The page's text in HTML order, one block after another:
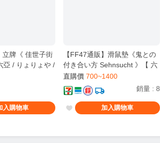
牌《 佳世子街
亞 / りょりょや /
入購物車
【FF47通販】滑鼠墊《鬼との
付き合い方 Sehnsucht 》【 六
亞 / りょりょや / 蔚藍檔案 ブル
アカ / 鬼方佳世子 / 鬼方カヨコ
/ 便利屋 68】
直購價 700~1400
銷量 : 8
加入購物車